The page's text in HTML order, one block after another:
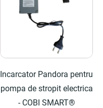
Incarcator Pandora pentru
pompa de stropit electrica
- COBI SMART®